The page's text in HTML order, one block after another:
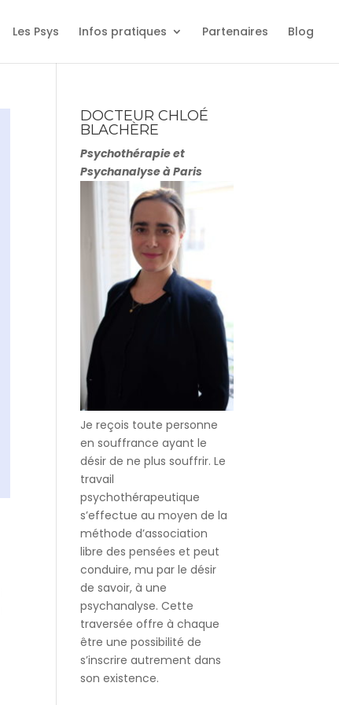
Les Psys Infos pratiques Partenaires Blog
DOCTEUR CHLOÉ
BLACHÈRE
Psychothérapie et
Psychanalyse à Paris
Je reçois toute personne
en souffrance ayant le
désir de ne plus souffrir. Le
travail
psychothérapeutique
s’effectue au moyen de la
méthode d’association
libre des pensées et peut
conduire, mu par le désir
de savoir, à une
psychanalyse. Cette
traversée offre à chaque
être une possibilité de
s’inscrire autrement dans
son existence.